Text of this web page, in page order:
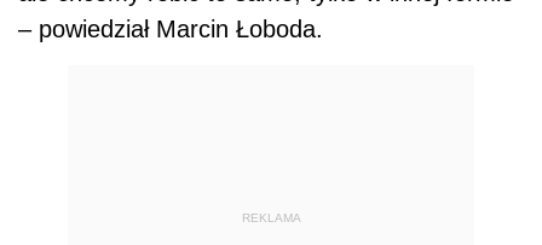
– powiedział Marcin Łoboda.
REKLAMA